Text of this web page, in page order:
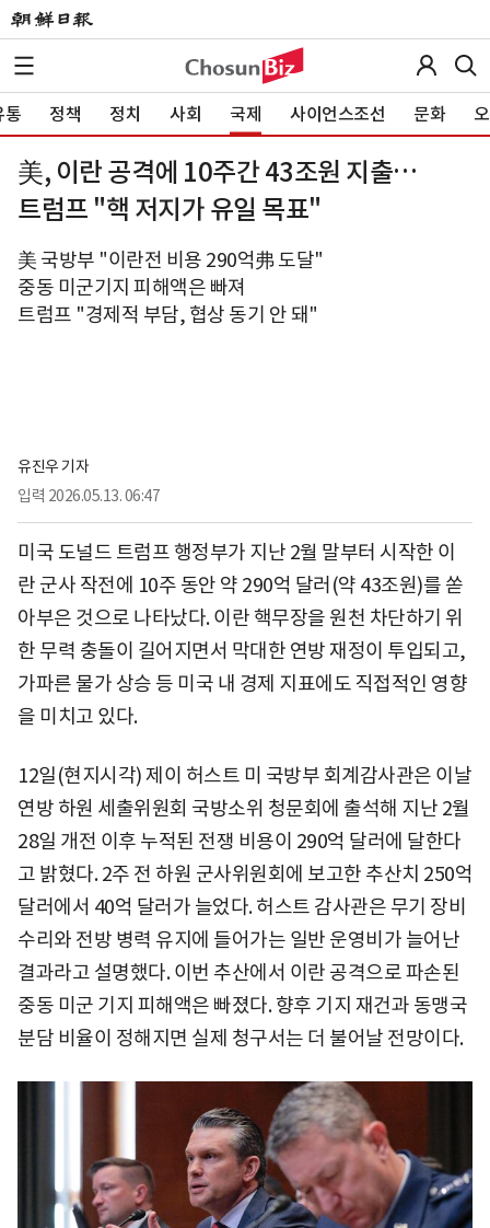
통 정책 정치 사회 국제 사이언스조선 문화
美, 이란 공격에 10주간 43조원 지출…
트럼프 "핵 저지가 유일 목표"
美 국방부 "이란전 비용 290억弗 도달"
중동 미군기지 피해액은 빠져
트럼프 "경제적 부담, 협상 동기 안 돼"
유진우 기자
입력 2026.05.13. 06:47
미국 도널드 트럼프 행정부가 지난 2월 말부터 시작한 이
란 군사 작전에 10주 동안 약 290억 달러(약 43조원)를 쏟
아부은 것으로 나타났다. 이란 핵무장을 원천 차단하기 위
한 무력 충돌이 길어지면서 막대한 연방 재정이 투입되고,
가파른 물가 상승 등 미국 내 경제 지표에도 직접적인 영향
을 미치고 있다.
12일(현지시각) 제이 허스트 미 국방부 회계감사관은 이날
연방 하원 세출위원회 국방소위 청문회에 출석해 지난 2월
28일 개전 이후 누적된 전쟁 비용이 290억 달러에 달한다
고 밝혔다. 2주 전 하원 군사위원회에 보고한 추산치 250억
달러에서 40억 달러가 늘었다. 허스트 감사관은 무기 장비
수리와 전방 병력 유지에 들어가는 일반 운영비가 늘어난
결과라고 설명했다. 이번 추산에서 이란 공격으로 파손된
중동 미군 기지 피해액은 빠졌다. 향후 기지 재건과 동맹국
분담 비율이 정해지면 실제 청구서는 더 불어날 전망이다.